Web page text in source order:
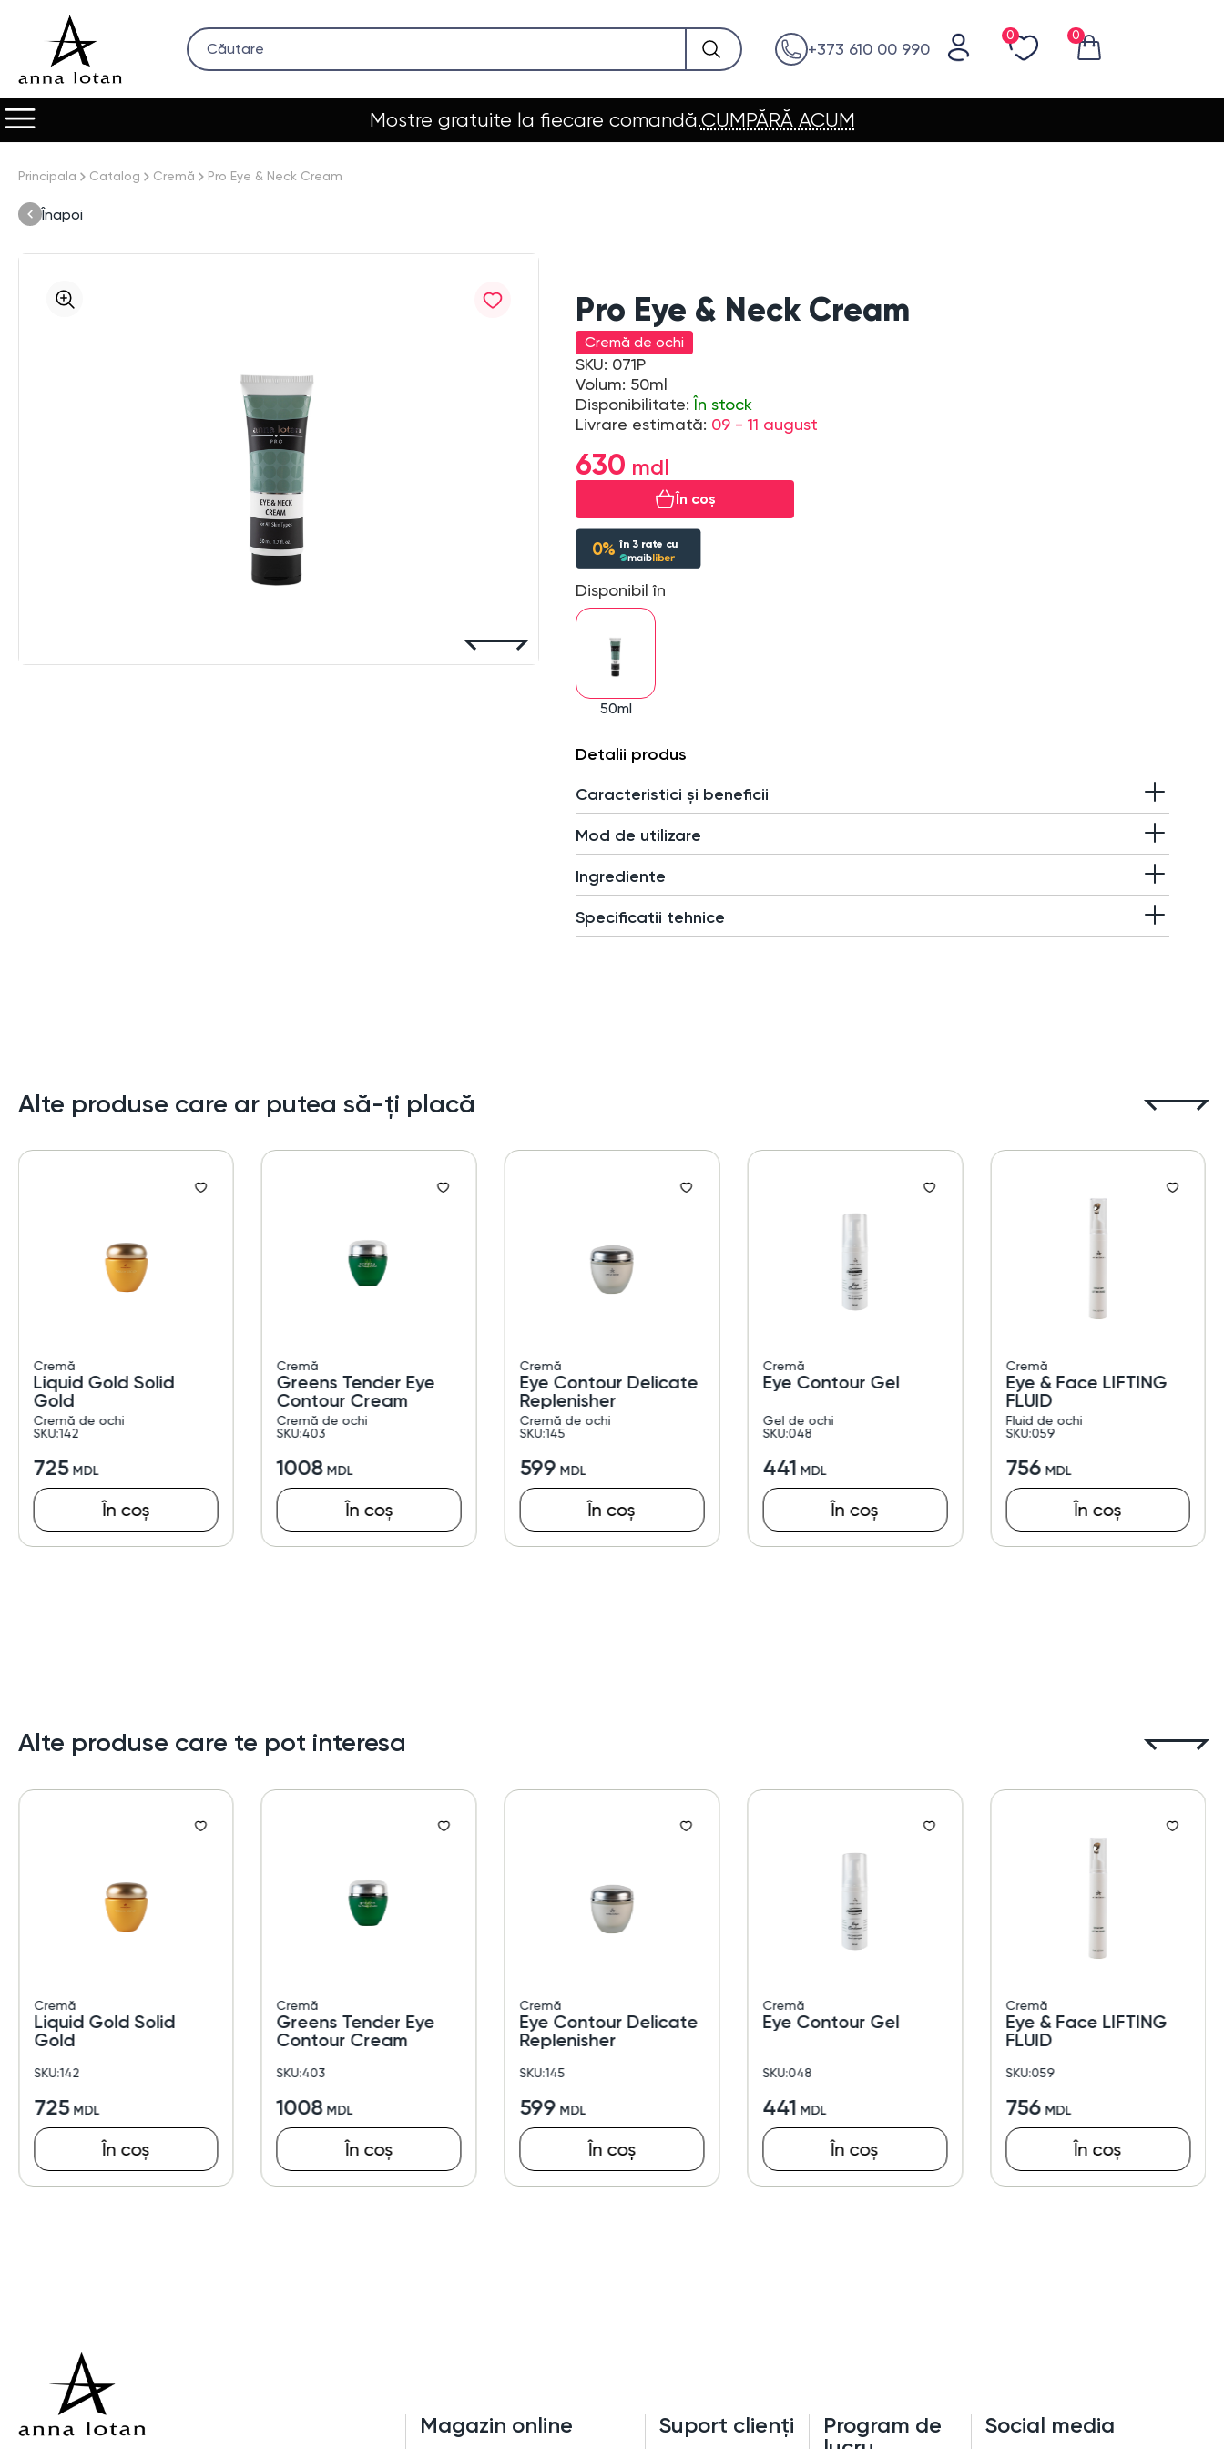
+373 610 00 990
0 0
Mostre gratuite la fiecare comandă.CUMPĂRĂ ACUM
Principala Catalog Cremă Pro Eye & Neck Cream
Înapoi
Pro Eye & Neck Cream
Cremă de ochi
SKU: 071P
Volum: 50ml
Disponibilitate:În stock
Livrare estimată: 09 - 11 august
630
În coș
0% în 3rate cu
Disponibil în
50ml
Detalii produs
Caracteristici și beneficii
Mod de utilizare
Ingrediente
Specificatii tehnice
Alte produse care ar putea să-ți placă
Cremă
Liquid Gold Solid
Gold
Cremă de ochi
SKU:142
725
În coș
Cremă
Greens Tender Eye
Contour Cream
Cremă de ochi
SKU:403
1008
În coș
Cremă
Eye Contour Delicate
Replenisher
Cremă de ochi
SKU:145
599
În coș
Cremă
Eye Contour Gel
Gel de ochi
SKU:048
441
În coș
Cremă
Eye & Face LIFTING
FLUID
Fluid de ochi
SKU:059
756
În coș
Alte produse care te pot interesa
Cremă
Liquid Gold Solid
Gold
SKU:142
725
În coș
Cremă
Greens Tender Eye
Contour Cream
SKU:403
1008
În coș
Cremă
Eye Contour Delicate
Replenisher
SKU:145
599
În coș
Cremă
Eye Contour Gel
SKU:048
441
În coș
Cremă
Eye & Face LIFTING
FLUID
SKU:059
756
În coș
Magazin online Suport clienți
Program de
Social media